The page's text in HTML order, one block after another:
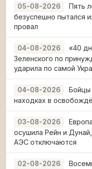
05-08-2026
Пять
безуспешно пытался
провал
04-08-2026
«40
Зеленского по
ударила по самой
04-08-2026
Бойцы
находках в
03-08-2026
осушила Рейн и
АЭС отключаются
02-08-2026